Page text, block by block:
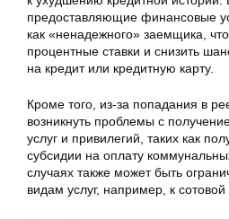
предоставляющие финансовые
как «ненадежного» заемщика,
процентные ставки и снизить
на кредит или кредитную карту.
Кроме того, из-за попадания в
возникнуть проблемы с
услуг и привилегий, таких как
субсидии на оплату
случаях также может быть
видам услуг, например, к сотовой